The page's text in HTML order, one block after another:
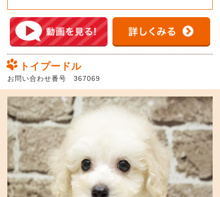
トイプードル
お問い合わせ番号 367069